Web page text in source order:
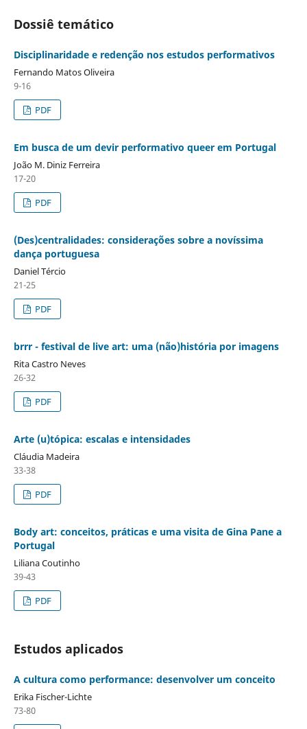
Dossiê temático
Disciplinaridade e redenção nos estudos performativos
Fernando Matos Oliveira
9-16
PDF
Em busca de um devir performativo queer em Portugal
João M. Diniz Ferreira
17-20
PDF
(Des)centralidades: considerações sobre a novíssima
dança portuguesa
Daniel Tércio
21-25
PDF
brrr - festival de live art: uma (não)história por imagens
Rita Castro Neves
26-32
PDF
Arte (u)tópica: escalas e intensidades
Cláudia Madeira
33-38
PDF
Body art: conceitos, práticas e uma visita de Gina Pane a
Portugal
Liliana Coutinho
39-43
PDF
Estudos aplicados
A cultura como performance: desenvolver um conceito
Erika Fischer-Lichte
73-80